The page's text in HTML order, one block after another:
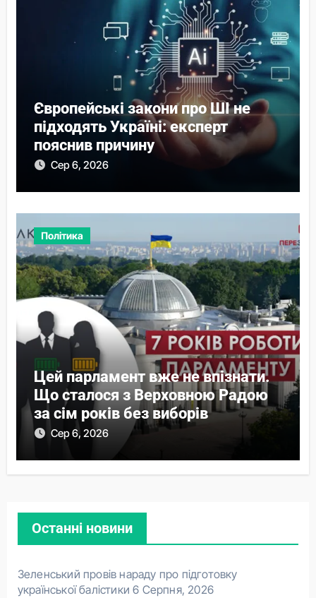
Європейські закони про ШІ не
підходять Україні: експерт
пояснив причину
Сер 6, 2026
Політика
Цей парламент вже не впізнати.
Що сталося з Верховною Радою
за сім років без виборів
Сер 6, 2026
Останні новини
Зеленський провів нараду про підготовку
української балістики 6 Серпня, 2026